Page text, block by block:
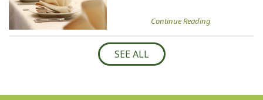
Continue Reading
SEE ALL